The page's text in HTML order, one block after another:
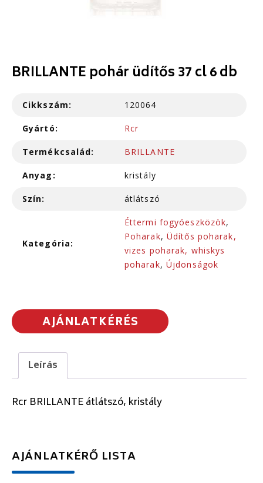
BRILLANTE pohár üdítős 37 cl 6 db
Cikkszám: 120064
Gyártó: Rcr
Termékcsalád: BRILLANTE
Anyag: kristály
Szín: átlátszó
Kategória:
Éttermi fogyóeszközök,
Poharak, Üdítős poharak,
vizes poharak, whiskys
poharak, Újdonságok
AJÁNLATKÉRÉS
Leírás
Rcr BRILLANTE átlátszó, kristály
AJÁNLATKÉRŐ LISTA